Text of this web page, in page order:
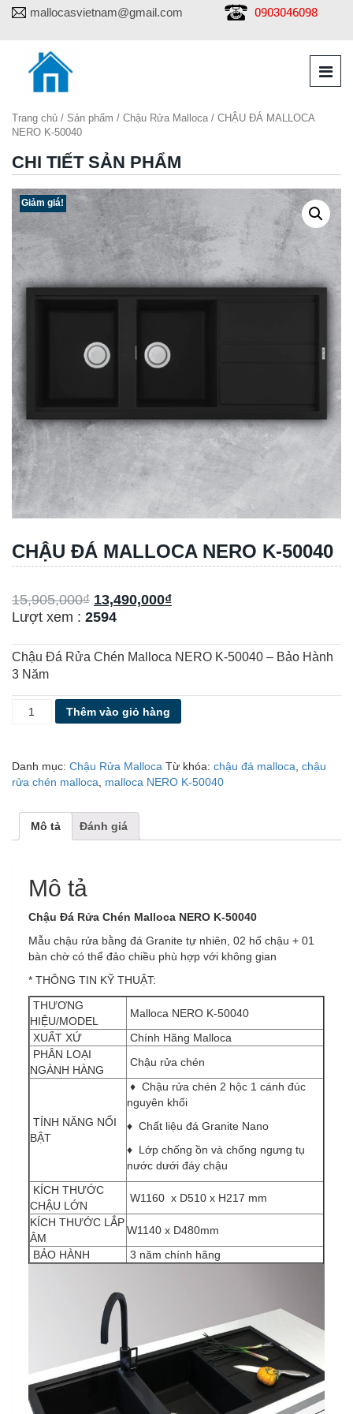
mallocasvietnam@gmail.com 0903046098
Trang chủ / Sản phẩm / Chậu Rửa Malloca / CHẬU ĐÁ MALLOCA
NERO K-50040
CHI TIẾT SẢN PHẨM
Giảm giá!
CHẬU ĐÁ MALLOCA NERO K-50040
15,905,000₫ 13,490,000₫
Lượt xem : 2594
Chậu Đá Rửa Chén Malloca NERO K-50040 – Bảo Hành
3 Năm
CHẬU
K-
50040
lượng
Thêm vào giỏ hàng
Danh mục: Chậu Rửa Malloca Từ khóa: chậu đá malloca chậu
rửa chén malloca
malloca NERO K-50040
Mô tả Đánh giá
Mô tả
Chậu Đá Rửa Chén Malloca NERO K-50040
Mẫu chậu rửa bằng đá Granite tự nhiên, 02 hố chậu + 01
bàn chờ có thể đảo chiều phù hợp với không gian
* THÔNG TIN KỸ THUẬT:
THƯƠNG
HIỆU/MODEL
Malloca NERO K-50040
XUẤT XỨ
Chính Hãng Malloca
PHÂN LOẠI
NGÀNH HÀNG
Chậu rửa chén
TÍNH NĂNG NỔI
BẬT
♦ Chậu rửa chén 2 hộc 1 cánh đúc
nguyên khối
♦ Chất liệu đá Granite Nano
♦ Lớp chống ồn và chống ngưng tụ
nước dưới đáy chậu
KÍCH THƯỚC
CHẬU LỚN
W1160 x D510 x H217 mm
KÍCH THƯỚC LẮP
ÂM
W1140 x D480mm
BẢO HÀNH
3 năm chính hãng